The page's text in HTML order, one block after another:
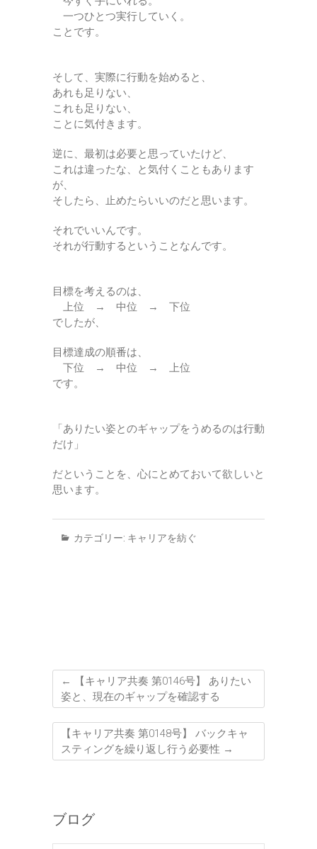
一つひとつ実行していく。
ことです。
そして、実際に行動を始めると、
あれも足りない、
これも足りない、
ことに気付きます。
逆に、最初は必要と思っていたけど、
これは違ったな、と気付くこともあります
が、
そしたら、止めたらいいのだと思います。
それでいいんです。
それが行動するということなんです。
目標を考えるのは、
上位 → 中位 → 下位
でしたが、
目標達成の順番は、
下位 → 中位 → 上位
です。
「ありたい姿とのギャップをうめるのは行動
だけ」
だということを、心にとめておいて欲しいと
思います。
カテゴリー: キャリアを紡ぐ
←
【キャリア共奏 第0146号】 ありたい
姿と、現在のギャップを確認する
【キャリア共奏 第0148号】 バックキャ
スティングを繰り返し行う必要性 →
ブログ